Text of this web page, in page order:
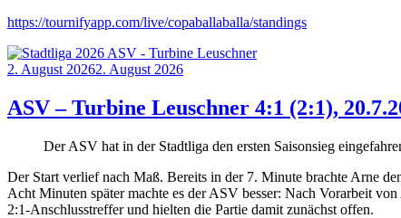
https://tournifyapp.com/live/copaballaballa/standings
Posted
2. August 20262. August 2026
ASV – Turbine Leuschner 4:1 (2:1),
Der ASV hat in der Stadtliga den ersten Saisonsieg
Der Start verlief nach Maß. Bereits in der 7. Minute brachte Arne
Acht Minuten später machte es der ASV besser: Nach Vorarbeit
2:1-Anschlusstreffer und hielten die Partie damit zunächst offen.